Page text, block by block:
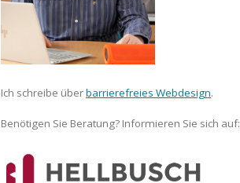
Ich schreibe überbarrierefreies Webdesign.
Benötigen Sie Beratung? Informieren Sie sich auf: